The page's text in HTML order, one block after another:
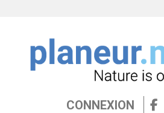
CONNEXION